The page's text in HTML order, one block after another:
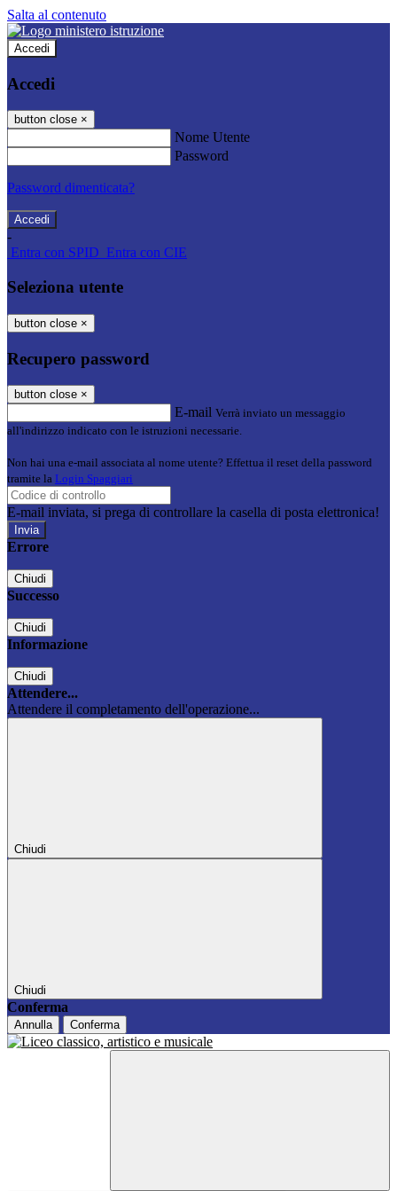
Salta al contenuto
Accedi
Accedi
button close ×
Nome Utente
Password
Password dimenticata?
-
Entra con SPID Entra con CIE
Seleziona utente
button close ×
Recupero password
button close ×
E-mail Verrà inviato un messaggio
all'indirizzo indicato con le istruzioni necessarie.
Non hai una e-mail associata al nome utente? Effettua il reset della password
tramite la Login Spaggiari
E-mail inviata, si prega di controllare la casella di posta elettronica!
Errore
Chiudi
Successo
Chiudi
Informazione
Chiudi
Attendere...
Attendere il completamento dell'operazione...
Chiudi
Chiudi
Conferma
Annulla Conferma